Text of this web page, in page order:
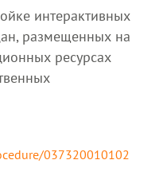
интерактивных
размещенных на
ресурсах
037320010102